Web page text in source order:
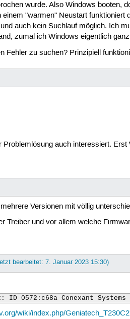
wurde. Also Windows booten,
einem "warmen" Neustart
auch kein Suchlauf möglich. Ich
zumal ich Windows eigentlich
Fehler zu suchen? Prinzipiell
Problemlösung auch interessiert.
Versionen mit völlig
Treiber und vor allem welche
bearbeitet: 7. Januar 2023 15:30)
ID 0572:c68a Conexant
wiki/index.php/Geniatech_T230C2